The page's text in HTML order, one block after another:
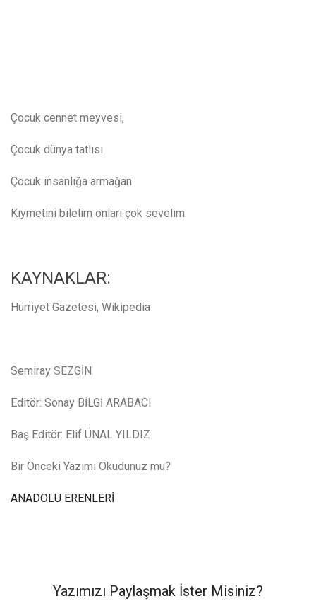
Çocuk cennet meyvesi,
Çocuk dünya tatlısı
Çocuk insanlığa armağan
Kıymetini bilelim onları çok sevelim.
KAYNAKLAR:
Hürriyet Gazetesi, Wikipedia
Semiray SEZGİN
Editör: Sonay BİLGİ ARABACI
Baş Editör: Elif ÜNAL YILDIZ
Bir Önceki Yazımı Okudunuz mu?
ANADOLU ERENLERİ
Yazımızı Paylaşmak İster Misiniz?